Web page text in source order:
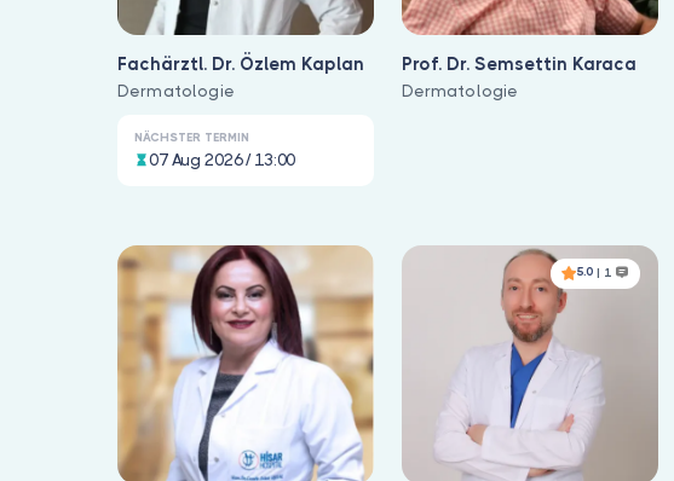
Fachärztl. Dr. Özlem Kaplan
Dermatologie
NÄCHSTER TERMIN
07 Aug 2026 / 13:00
Prof. Dr. Semsettin Karaca
Dermatologie
5.0| 1